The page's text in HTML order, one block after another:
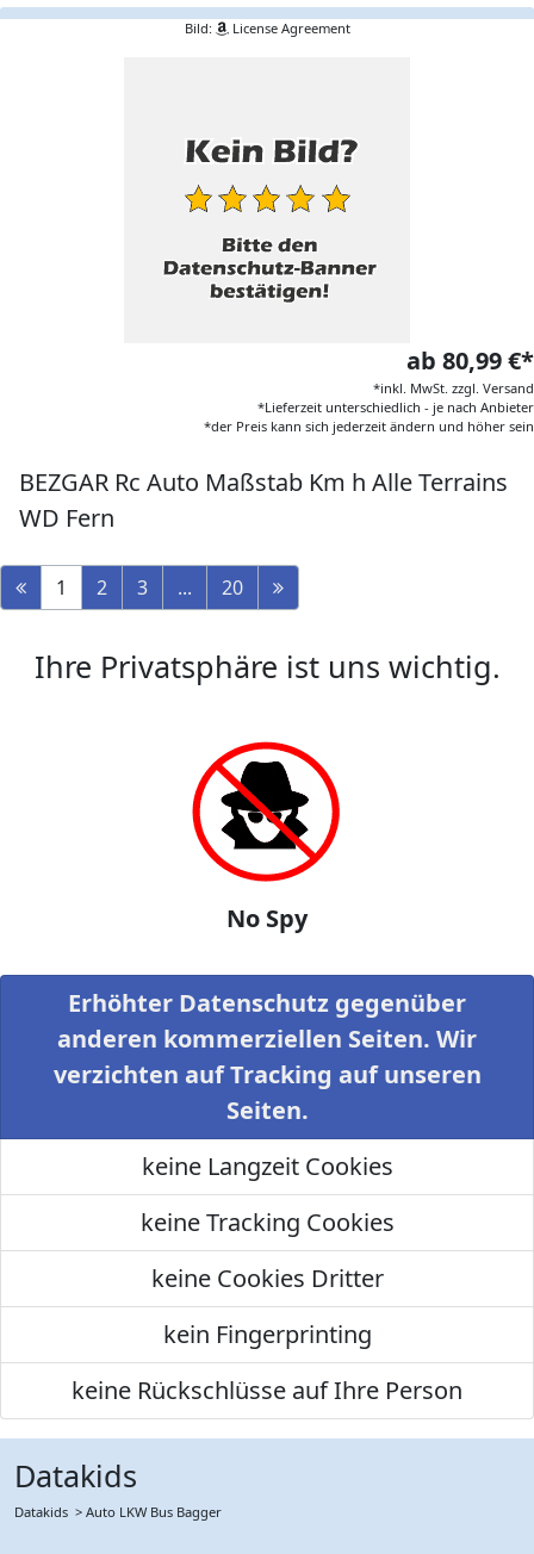
Bild: License Agreement
ab 80,99 €*
*inkl. MwSt. zzgl. Versand
*Lieferzeit unterschiedlich - je nach Anbieter
*der Preis kann sich jederzeit ändern und höher sein
BEZGAR Rc Auto Maßstab Km h Alle Terrains
WD Fern
1 2 3 ... 20
Ihre Privatsphäre ist uns wichtig.
No Spy
Erhöhter Datenschutz gegenüber
anderen kommerziellen Seiten. Wir
verzichten auf Tracking auf unseren
Seiten.
keine Langzeit Cookies
keine Tracking Cookies
keine Cookies Dritter
kein Fingerprinting
keine Rückschlüsse auf Ihre Person
Datakids
Datakids > Auto LKW Bus Bagger